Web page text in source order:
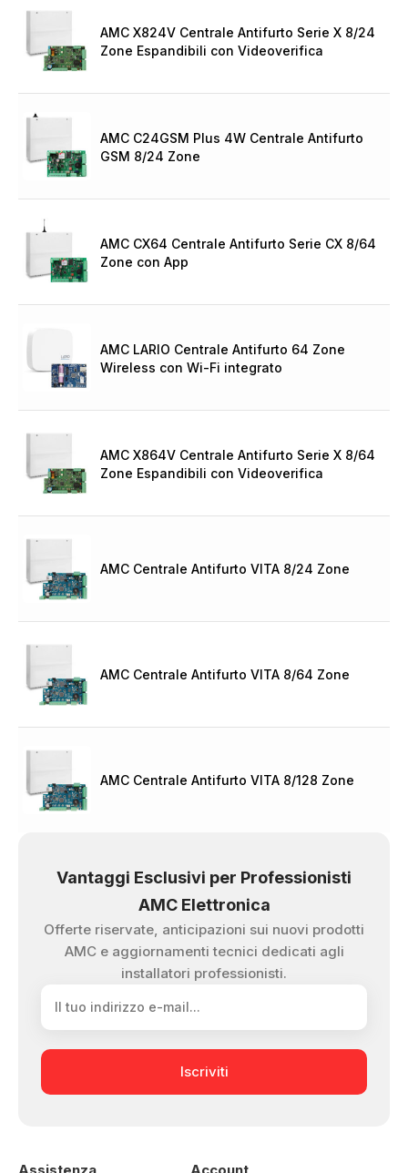
AMC X824V Centrale Antifurto Serie X 8/24
Zone Espandibili con Videoverifica
AMC C24GSM Plus 4W Centrale Antifurto
GSM 8/24 Zone
AMC CX64 Centrale Antifurto Serie CX 8/64
Zone con App
AMC LARIO Centrale Antifurto 64 Zone
Wireless con Wi-Fi integrato
AMC X864V Centrale Antifurto Serie X 8/64
Zone Espandibili con Videoverifica
AMC Centrale Antifurto VITA 8/24 Zone
AMC Centrale Antifurto VITA 8/64 Zone
AMC Centrale Antifurto VITA 8/128 Zone
Vantaggi Esclusivi per Professionisti
AMC Elettronica
Offerte riservate, anticipazioni sui nuovi prodotti
AMC e aggiornamenti tecnici dedicati agli
installatori professionisti.
Iscriviti